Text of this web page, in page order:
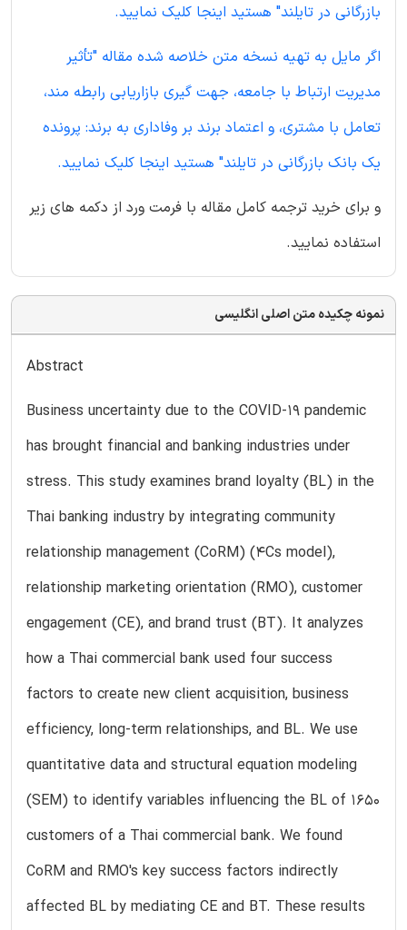
بازرگانی در تایلند" هستید اینجا کلیک نمایید.
اگر مایل به تهیه نسخه متن خلاصه شده مقاله "تأثیر
مدیریت ارتباط با جامعه، جهت گیری بازاریابی رابطه مند،
تعامل با مشتری، و اعتماد برند بر وفاداری به برند: پرونده
یک بانک بازرگانی در تایلند" هستید اینجا کلیک نمایید.
و برای خرید ترجمه کامل مقاله با فرمت ورد از دکمه های زیر
استفاده نمایید.
نمونه چکیده متن اصلی انگلیسی
Abstract
Business uncertainty due to the COVID-19 pandemic
has brought financial and banking industries under
stress. This study examines brand loyalty (BL) in the
Thai banking industry by integrating community
relationship management (CoRM) (4Cs model),
relationship marketing orientation (RMO), customer
engagement (CE), and brand trust (BT). It analyzes
how a Thai commercial bank used four success
factors to create new client acquisition, business
efficiency, long-term relationships, and BL. We use
quantitative data and structural equation modeling
(SEM) to identify variables influencing the BL of 1650
customers of a Thai commercial bank. We found
CoRM and RMO's key success factors indirectly
affected BL by mediating CE and BT. These results